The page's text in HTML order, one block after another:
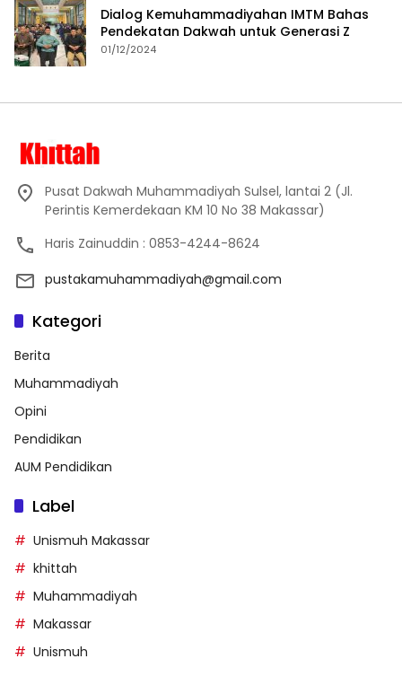
Dialog Kemuhammadiyahan IMTM Bahas
Pendekatan Dakwah untuk Generasi Z
01/12/2024
Pusat Dakwah Muhammadiyah Sulsel, lantai 2 (Jl.
Perintis Kemerdekaan KM 10 No 38 Makassar)
Haris Zainuddin : 0853-4244-8624
pustakamuhammadiyah@gmail.com
Kategori
Berita
Muhammadiyah
Opini
Pendidikan
AUM Pendidikan
Label
Unismuh Makassar
khittah
Muhammadiyah
Makassar
Unismuh